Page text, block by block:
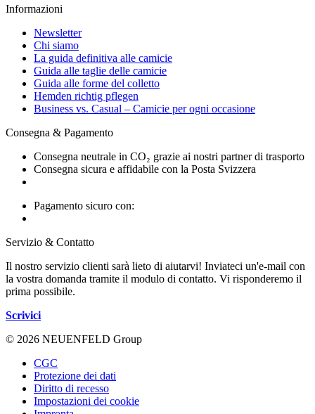
Informazioni
Newsletter
Chi siamo
La guida definitiva alle camicie
Guida alle taglie delle camicie
Guida alle forme del colletto
Hemden richtig pflegen
Business vs. Casual – Camicie per ogni occasione
Consegna & Pagamento
Consegna neutrale in CO₂ grazie ai nostri partner di trasporto
Consegna sicura e affidabile con la Posta Svizzera
Pagamento sicuro con:
Servizio & Contatto
Il nostro servizio clienti sarà lieto di aiutarvi! Inviateci un'e-mail con
la vostra domanda tramite il modulo di contatto. Vi risponderemo il
prima possibile.
Scrivici
© 2026 NEUENFELD Group
CGC
Protezione dei dati
Diritto di recesso
Impostazioni dei cookie